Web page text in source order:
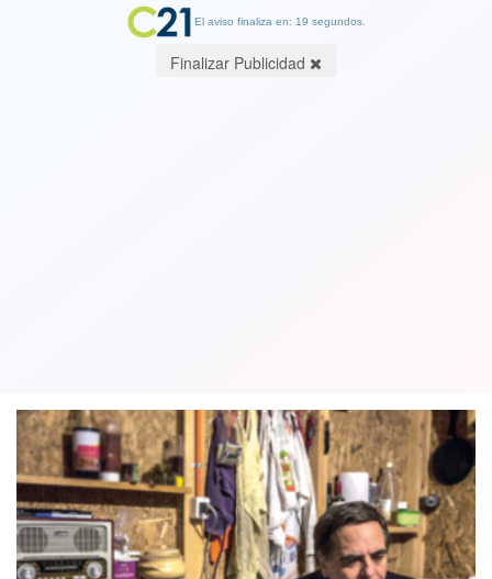
El aviso finaliza en: 19 segundos.
Finalizar Publicidad